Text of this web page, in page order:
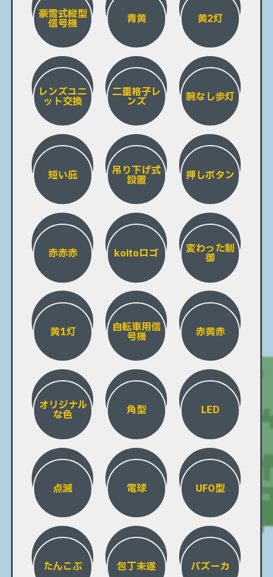
豪雪式縦型
信号機 青黄 黄2灯
レンズユニ
ット交換
二重格子レ
ンズ 腕なし歩灯
短い庇 吊り下げ式
設置 押しボタン
赤赤赤 koitoロゴ 変わった制
御
黄1灯 自転車用信
号機 赤黄赤
オリジナル
な色 角型 LED
点滅 電球 UFO型
たんこぶ 包丁未遂 バズーカ